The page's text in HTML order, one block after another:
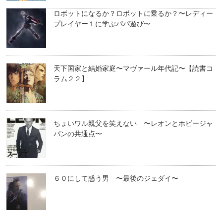
ロボットになるか？ロボットに乗るか？〜レディー
プレイヤー１に学ぶパパ遊び〜
天下国家と結婚家庭〜マヴァール年代記〜【読書コ
ラム２２】
ちょいワル親父を笑えない 〜レオンとホビージャ
パンの共通点〜
６０にして惑う男 〜最後のジェダイ〜